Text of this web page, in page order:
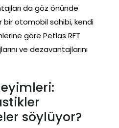
da göz önünde
bir otomobil sahibi, kendi
göre Petlas RFT
ve dezavantajlarını
söylüyor?